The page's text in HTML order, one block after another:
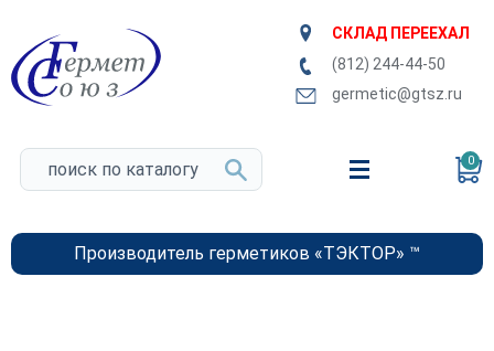
СКЛАД ПЕРЕЕХАЛ
(812) 244-44-50
germetic@gtsz.ru
0
Производитель герметиков «ТЭКТОР» ™